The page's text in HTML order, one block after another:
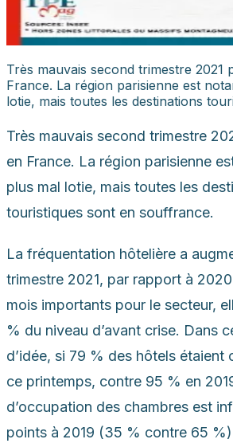
Très mauvais second trimestre 2021
France. La région parisienne est
lotie, mais toutes les destinations
Très mauvais second trimestre
en France. La région parisienne
plus mal lotie, mais toutes les
touristiques sont en souffrance.
La fréquentation hôtelière a
trimestre 2021, par rapport à
mois importants pour le secteur,
% du niveau d’avant crise. Dans
d’idée, si 79 % des hôtels étaient
ce printemps, contre 95 % en
d’occupation des chambres est
points à 2019 (35 % contre 65